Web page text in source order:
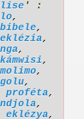
' :
,
bibele,
eklézia,
,
,
molimo,
,
proféta,
,
eklézya,